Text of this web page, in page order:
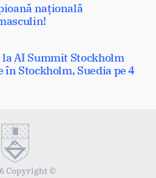
AI Summit Stockholm
Stockholm, Suedia pe 4
națională
Copyright ©